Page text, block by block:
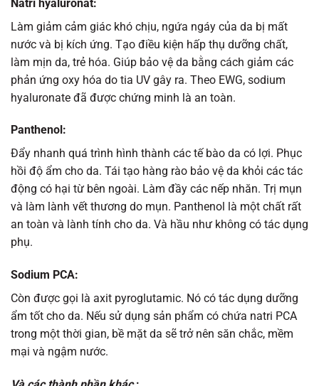
Natri hyaluronat:
Làm giảm cảm giác khó chịu, ngứa ngáy của da bị mất
nước và bị kích ứng. Tạo điều kiện hấp thụ dưỡng chất,
làm mịn da, trẻ hóa. Giúp bảo vệ da bằng cách giảm các
phản ứng oxy hóa do tia UV gây ra. Theo EWG, sodium
hyaluronate đã được chứng minh là an toàn.
Panthenol :
Đẩy nhanh quá trình hình thành các tế bào da có lợi. Phục
hồi độ ẩm cho da. Tái tạo hàng rào bảo vệ da khỏi các tác
động có hại từ bên ngoài. Làm đầy các nếp nhăn. Trị mụn
và làm lành vết thương do mụn. Panthenol là một chất rất
an toàn và lành tính cho da. Và hầu như không có tác dụng
phụ.
Sodium PCA:
Còn được gọi là axit pyroglutamic. Nó có tác dụng dưỡng
ẩm tốt cho da. Nếu sử dụng sản phẩm có chứa natri PCA
trong một thời gian, bề mặt da sẽ trở nên săn chắc, mềm
mại và ngậm nước.